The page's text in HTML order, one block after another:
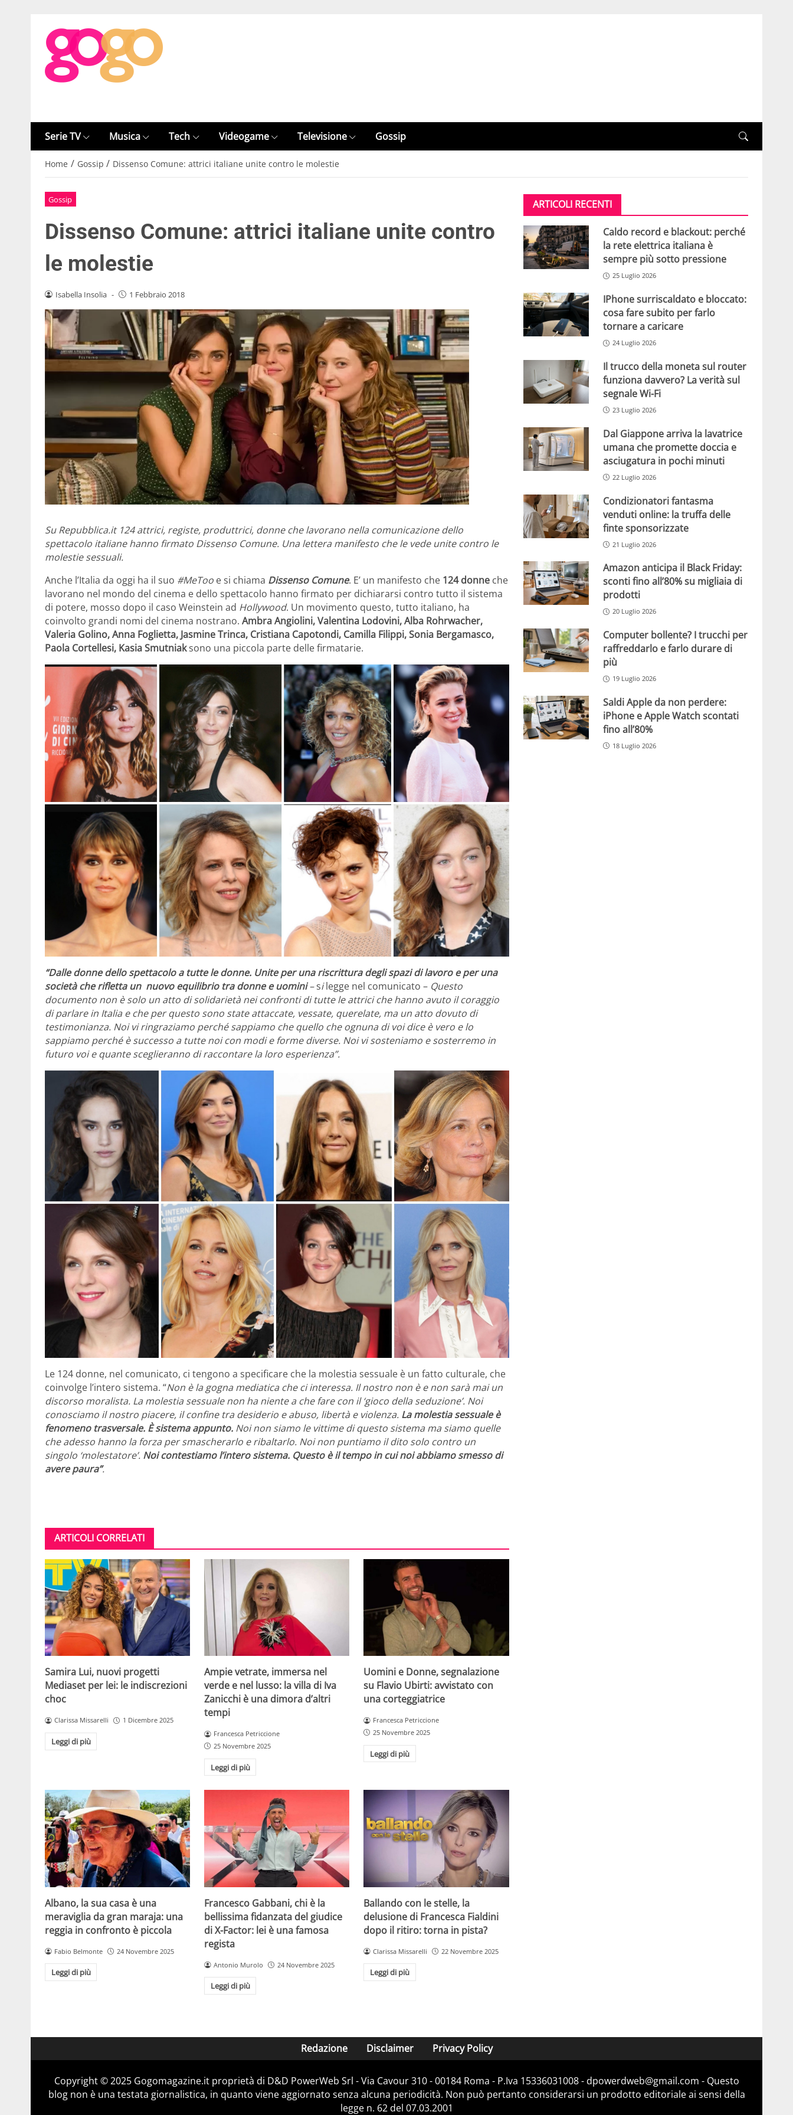
Serie TV Musica Tech Videogame Televisione Gossip
Home / Gossip / Dissenso Comune: attrici italiane unite contro le molestie
Gossip
Dissenso Comune: attrici italiane unite contro
le molestie
Isabella Insolia - 1 Febbraio 2018
Su Repubblica.it 124 attrici, registe, produttrici, donne che lavorano nella comunicazione dello
spettacolo italiane hanno firmato Dissenso Comune. Una lettera manifesto che le vede unite contro le
molestie sessuali.
Anche l’Italia da oggi ha il suo #MeToo e si chiama Dissenso Comune. E’ un manifesto che 124 donne che
lavorano nel mondo del cinema e dello spettacolo hanno firmato per dichiararsi contro tutto il sistema
di potere, mosso dopo il caso Weinstein ad Hollywood. Un movimento questo, tutto italiano, ha
coinvolto grandi nomi del cinema nostrano. Ambra Angiolini, Valentina Lodovini, Alba Rohrwacher,
Valeria Golino, Anna Foglietta, Jasmine Trinca, Cristiana Capotondi, Camilla Filippi, Sonia Bergamasco,
Paola Cortellesi, Kasia Smutniaksono una piccola parte delle firmatarie.
“Dalle donne dello spettacolo a tutte le donne. Unite per una riscrittura degli spazi di lavoro e per una
società che rifletta un nuovo equilibrio tra donne e uomini–silegge nel comunicato – Questo
documento non è solo un atto di solidarietà nei confronti di tutte le attrici che hanno avuto il coraggio
di parlare in Italia e che per questo sono state attaccate, vessate, querelate, ma un atto dovuto di
testimonianza. Noi vi ringraziamo perché sappiamo che quello che ognuna di voi dice è vero e lo
sappiamo perché è successo a tutte noi con modi e forme diverse. Noi vi sosteniamo e sosterremo in
futuro voi e quante sceglieranno di raccontare la loro esperienza”.
Le 124 donne, nel comunicato, ci tengono a specificare che la molestia sessuale è un fatto culturale, che
coinvolge l’intero sistema. “Non è la gogna mediatica che ci interessa. Il nostro non è e non sarà mai un
discorso moralista. La molestia sessuale non ha niente a che fare con il ‘gioco della seduzione’. Noi
conosciamo il nostro piacere, il confine tra desiderio e abuso, libertà e violenza. La molestia sessuale è
fenomeno trasversale. È sistema appunto. Noi non siamo le vittime di questo sistema ma siamo quelle
che adesso hanno la forza per smascherarlo e ribaltarlo. Noi non puntiamo il dito solo contro un
singolo ‘molestatore’. Noi contestiamo l’intero sistema. Questo è il tempo in cui noi abbiamo smesso di
avere paura”.
ARTICOLI CORRELATI
Samira Lui, nuovi progetti
Mediaset per lei: le indiscrezioni
choc
Clarissa Missarelli 1 Dicembre 2025
Leggi di più
Ampie vetrate, immersa nel
verde e nel lusso: la villa di Iva
Zanicchi è una dimora d’altri
tempi
Francesca Petriccione
25 Novembre 2025
Leggi di più
Uomini e Donne, segnalazione
su Flavio Ubirti: avvistato con
una corteggiatrice
Francesca Petriccione
25 Novembre 2025
Leggi di più
Albano, la sua casa è una
meraviglia da gran maraja: una
reggia in confronto è piccola
Fabio Belmonte 24 Novembre 2025
Leggi di più
Francesco Gabbani, chi è la
bellissima fidanzata del giudice
di X-Factor: lei è una famosa
regista
Antonio Murolo 24 Novembre 2025
Leggi di più
Ballando con le stelle, la
delusione di Francesca Fialdini
dopo il ritiro: torna in pista?
Clarissa Missarelli 22 Novembre 2025
Leggi di più
ARTICOLI RECENTI
Caldo record e blackout: perché
la rete elettrica italiana è
sempre più sotto pressione
25 Luglio 2026
IPhone surriscaldato e bloccato:
cosa fare subito per farlo
tornare a caricare
24 Luglio 2026
Il trucco della moneta sul router
funziona davvero? La verità sul
segnale Wi-Fi
23 Luglio 2026
Dal Giappone arriva la lavatrice
umana che promette doccia e
asciugatura in pochi minuti
22 Luglio 2026
Condizionatori fantasma
venduti online: la truffa delle
finte sponsorizzate
21 Luglio 2026
Amazon anticipa il Black Friday:
sconti fino all’80% su migliaia di
prodotti
20 Luglio 2026
Computer bollente? I trucchi per
raffreddarlo e farlo durare di
più
19 Luglio 2026
Saldi Apple da non perdere:
iPhone e Apple Watch scontati
fino all’80%
18 Luglio 2026
Redazione Disclaimer Privacy Policy
Copyright © 2025 Gogomagazine.it proprietà di D&D PowerWeb Srl - Via Cavour 310 - 00184 Roma - P.Iva 15336031008 - dpowerdweb@gmail.com - Questo
blog non è una testata giornalistica, in quanto viene aggiornato senza alcuna periodicità. Non può pertanto considerarsi un prodotto editoriale ai sensi della
legge n. 62 del 07.03.2001